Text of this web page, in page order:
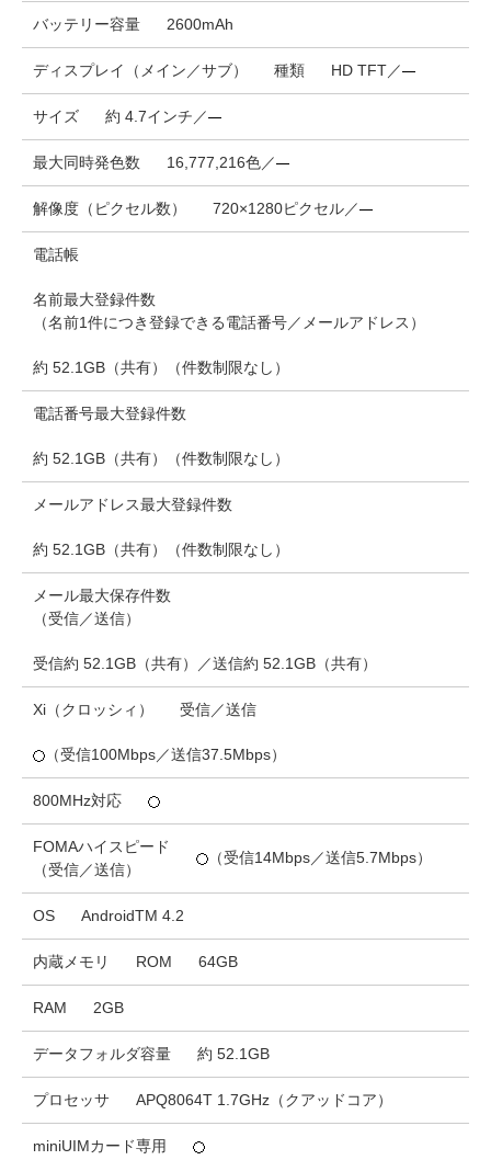
バッテリー容量 2600mAh
ディスプレイ（メイン／サブ） 種類 HD TFT／
サイズ 約 4.7インチ／
最大同時発色数 16,777,216色／
解像度（ピクセル数） 720×1280ピクセル／
電話帳
名前最大登録件数
（名前1件につき登録できる電話番号／メールアドレス）
約 52.1GB（共有）（件数制限なし）
電話番号最大登録件数
約 52.1GB（共有）（件数制限なし）
メールアドレス最大登録件数
約 52.1GB（共有）（件数制限なし）
メール最大保存件数
（受信／送信）
受信約 52.1GB（共有）／送信約 52.1GB（共有）
Xi（クロッシィ） 受信／送信
（受信100Mbps／送信37.5Mbps）
800MHz対応
FOMAハイスピード
（受信／送信）
（受信14Mbps／送信5.7Mbps）
OS AndroidTM 4.2
内蔵メモリ ROM 64GB
RAM 2GB
データフォルダ容量 約 52.1GB
プロセッサ APQ8064T 1.7GHz（クアッドコア）
miniUIMカード専用